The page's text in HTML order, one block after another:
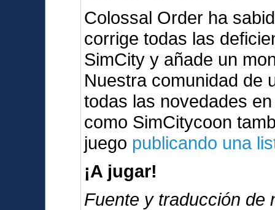
Colossal Order ha
corrige todas las
SimCity y añade un
Nuestra comunidad de
todas las novedades
como SimCitycoon
juego publicando una
¡A jugar!
Fuente y traducción de